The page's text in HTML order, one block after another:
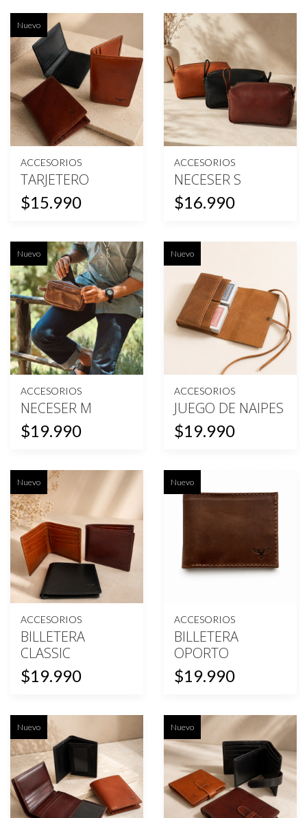
Nuevo
ACCESORIOS
TARJETERO
$15.990
ACCESORIOS
NECESER S
$16.990
Nuevo
ACCESORIOS
NECESER M
$19.990
Nuevo
ACCESORIOS
JUEGO DE NAIPES
$19.990
Nuevo
ACCESORIOS
BILLETERA
CLASSIC
$19.990
Nuevo
ACCESORIOS
BILLETERA
OPORTO
$19.990
Nuevo Nuevo